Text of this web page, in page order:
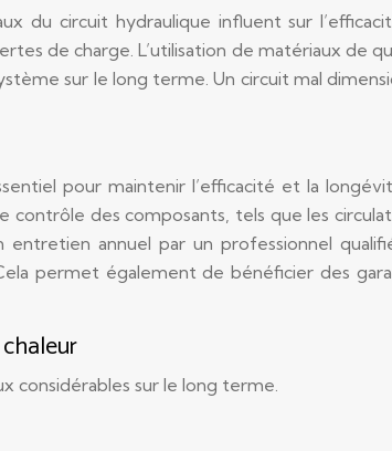
du circuit hydraulique influent sur
de charge. L’utilisation de matériaux de
sur le long terme. Un circuit mal
pour maintenir l’efficacité et la
des composants, tels que les
annuel par un professionnel
permet également de bénéficier des
considérables sur le long terme.